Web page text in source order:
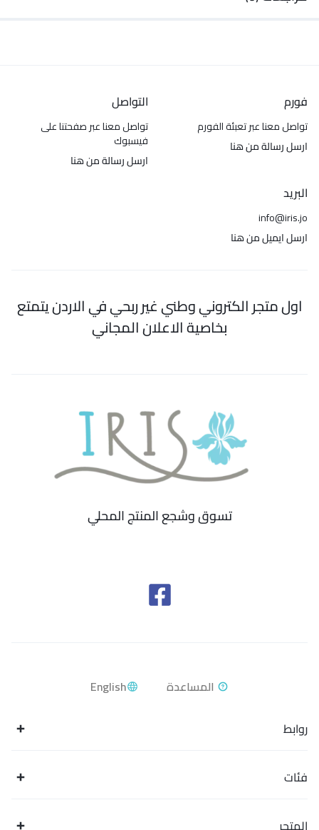
فورم
تواصل معنا عبر تعبئة الفورم
ارسل رسالة من هنا
التواصل
تواصل معنا عبر صفحتنا على
فيسبوك
ارسل رسالة من هنا
البريد
info@iris.jo
ارسل ايميل من هنا
اول متجر الكتروني وطني غير ربحي في الاردن يتمتع
بخاصية الاعلان المجاني
تسوق وشجع المنتج المحلي
English
روابط
فئات